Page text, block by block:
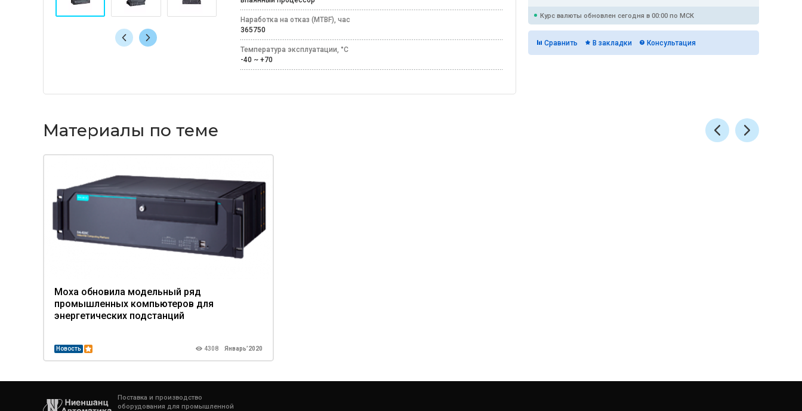
Курс валюты обновлен сегодня в 00:00 по МСК
Сравнить В закладки Консультация
Наработка на отказ (MTBF), час
365750
Температура эксплуатации, °C
-40 ~ +70
Материалы по теме
Moxa обновила модельный ряд
промышленных компьютеров для
энергетических подстанций
Новость 4308 Январь’2020
Поставка и производство
оборудования для промышленной